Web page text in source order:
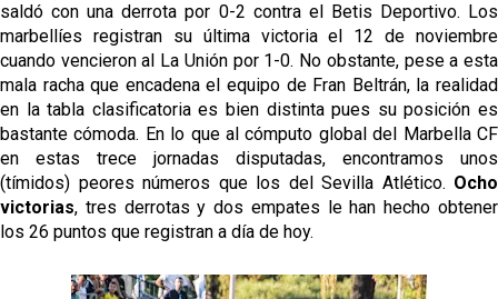
saldó con una derrota por 0-2 contra el Betis Deportivo. Los
marbellíes registran su última victoria el 12 de noviembre
cuando vencieron al La Unión por 1-0. No obstante, pese a esta
mala racha que encadena el equipo de Fran Beltrán, la realidad
en la tabla clasificatoria es bien distinta pues su posición es
bastante cómoda. En lo que al cómputo global del Marbella CF
en estas trece jornadas disputadas, encontramos unos
(tímidos) peores números que los del Sevilla Atlético. Ocho
victorias, tres derrotas y dos empates le han hecho obtener
los 26 puntos que registran a día de hoy.